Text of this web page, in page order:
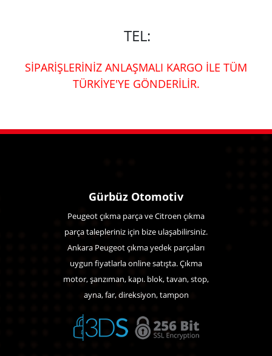
TEL:
SİPARİŞLERİNİZ ANLAŞMALI KARGO İLE TÜM
TÜRKİYE'YE GÖNDERİLİR.
Gürbüz Otomotiv
Peugeot çıkma parça ve Citroen çıkma
parça talepleriniz için bize ulaşabilirsiniz.
Ankara Peugeot çıkma yedek parçaları
uygun fiyatlarla online satışta. Çıkma
motor, şanzıman, kapı. blok, tavan, stop,
ayna, far, direksiyon, tampon